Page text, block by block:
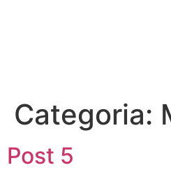
Categoria:
Post 5